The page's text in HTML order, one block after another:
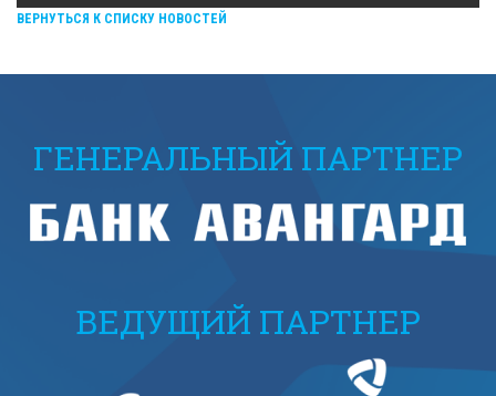
ВЕРНУТЬСЯ К СПИСКУ НОВОСТЕЙ
ГЕНЕРАЛЬНЫЙ ПАРТНЕР
ВЕДУЩИЙ ПАРТНЕР